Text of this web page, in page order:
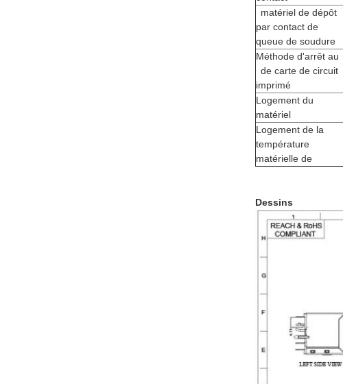
matériel de dépôt
par contact de
queue de soudure
Méthode d'arrêt au
de carte de circuit
imprimé
Logement du
matériel
Logement de la
température
matérielle de
Dessins